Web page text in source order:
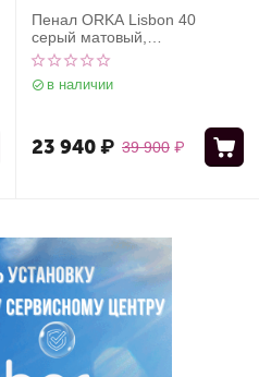
Пенал ORKA Lisbon 40
серый матовый,
универсальный
в наличии
39 900 ₽
23 940₽